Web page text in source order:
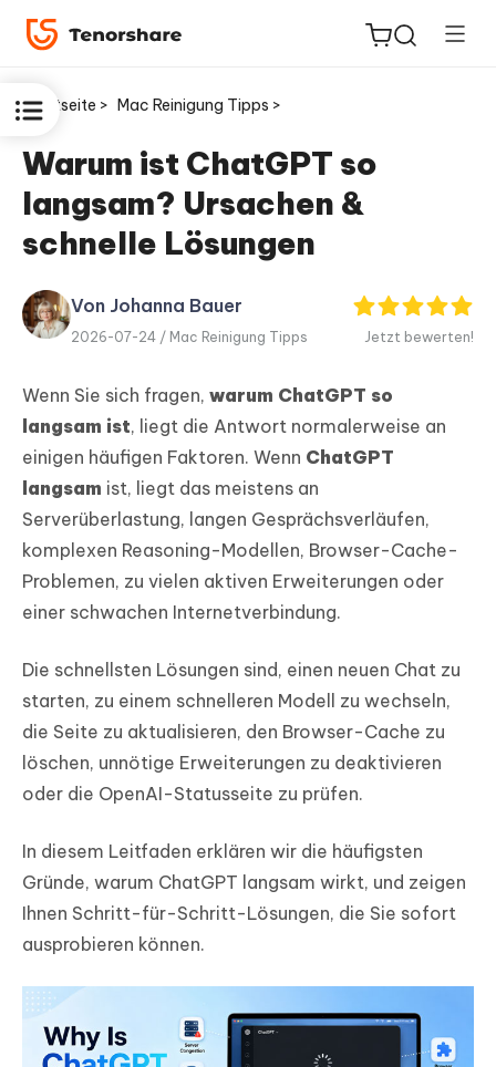
ReiBoot
for iOS
PDNob
PDF
Editor
Neu
iAnyGo
Startseite > Mac Reinigung Tipps >
Warum ist ChatGPT so
langsam? Ursachen &
schnelle Lösungen
Von Johanna Bauer
2026-07-24 / Mac Reinigung Tipps Jetzt bewerten!
Wenn Sie sich fragen, warum ChatGPT so
langsam ist, liegt die Antwort normalerweise an
einigen häufigen Faktoren. Wenn ChatGPT
langsam ist, liegt das meistens an
Serverüberlastung, langen Gesprächsverläufen,
komplexen Reasoning-Modellen, Browser-Cache-
Problemen, zu vielen aktiven Erweiterungen oder
einer schwachen Internetverbindung.
Die schnellsten Lösungen sind, einen neuen Chat zu
starten, zu einem schnelleren Modell zu wechseln,
die Seite zu aktualisieren, den Browser-Cache zu
löschen, unnötige Erweiterungen zu deaktivieren
oder die OpenAI-Statusseite zu prüfen.
In diesem Leitfaden erklären wir die häufigsten
Gründe, warum ChatGPT langsam wirkt, und zeigen
Ihnen Schritt-für-Schritt-Lösungen, die Sie sofort
ausprobieren können.